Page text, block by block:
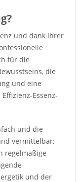
und dank ihrer
für die
die
und eine
Essenz-
und die
vermittelbar;
regelmäßige
und der